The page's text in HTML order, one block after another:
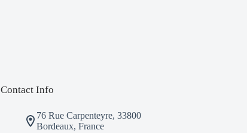
Contact Info
76 Rue Carpenteyre, 33800
Bordeaux, France